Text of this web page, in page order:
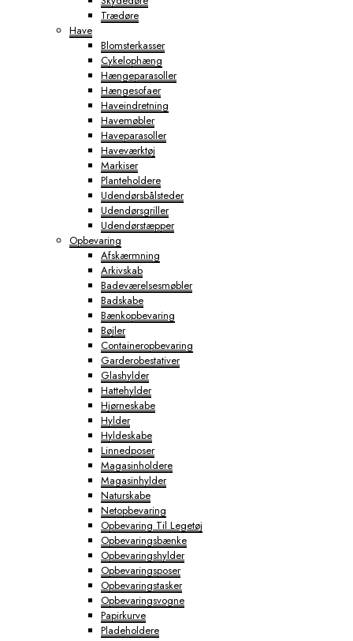
Trædøre
Have
Blomsterkasser
Cykelophæng
Hængeparasoller
Hængesofaer
Haveindretning
Havemøbler
Haveparasoller
Haveværktøj
Markiser
Planteholdere
Udendørsbålsteder
Udendørsgriller
Udendørstæpper
Opbevaring
Afskærmning
Arkivskab
Badeværelsesmøbler
Badskabe
Bænkopbevaring
Bøjler
Containeropbevaring
Garderobestativer
Glashylder
Hattehylder
Hjørneskabe
Hylder
Hyldeskabe
Linnedposer
Magasinholdere
Magasinhylder
Naturskabe
Netopbevaring
Opbevaring Til Legetøj
Opbevaringsbænke
Opbevaringshylder
Opbevaringsposer
Opbevaringstasker
Opbevaringsvogne
Papirkurve
Pladeholdere